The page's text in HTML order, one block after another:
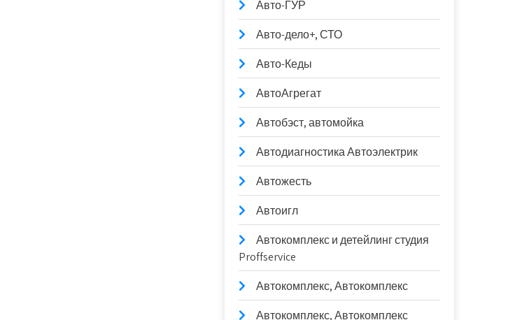
Авто-ГУР
Авто-дело+, СТО
Авто-Кеды
АвтоАгрегат
Автобэст, автомойка
Автодиагностика Автоэлектрик
Автожесть
Автоигл
Автокомплекс и детейлинг студия
Proffservice
Автокомплекс, Автокомплекс
Автокомплекс, Автокомплекс